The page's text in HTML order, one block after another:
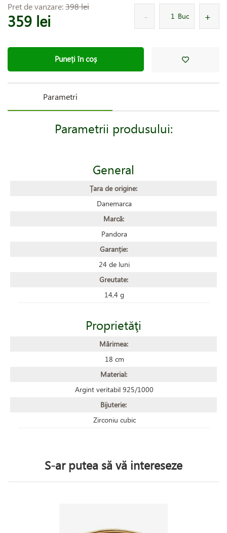
Pret de vanzare:398 lei
359 lei Buc
Puneți în coș
Parametri
Parametrii produsului:
General
Țara de origine:
Danemarca
Marcă:
Pandora
Garanție:
24 de luni
Greutate:
14,4 g
Proprietăţi
Mărimea:
18 cm
Material:
Argint veritabil 925/1000
Bijuterie:
Zirconiu cubic
S-ar putea să vă intereseze